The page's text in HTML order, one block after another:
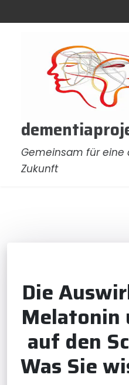
Gemeinsam für eine
Zukunft
Die
Melatonin
auf den
Was Sie